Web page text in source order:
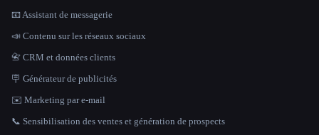
📧 Assistant de messagerie
📣 Contenu sur les réseaux sociaux
📇 CRM et données clients
🪧 Générateur de publicités
✉️ Marketing par e-mail
📞 Sensibilisation des ventes et génération de prospects